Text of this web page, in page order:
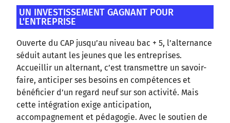
UN INVESTISSEMENT GAGNANT POUR
L'ENTREPRISE
Ouverte du CAP jusqu’au niveau bac + 5, l’alternance
séduit autant les jeunes que les entreprises.
Accueillir un alternant, c’est transmettre un savoir-
faire, anticiper ses besoins en compétences et
bénéficier d’un regard neuf sur son activité. Mais
cette intégration exige anticipation,
accompagnement et pédagogie. Avec le soutien de